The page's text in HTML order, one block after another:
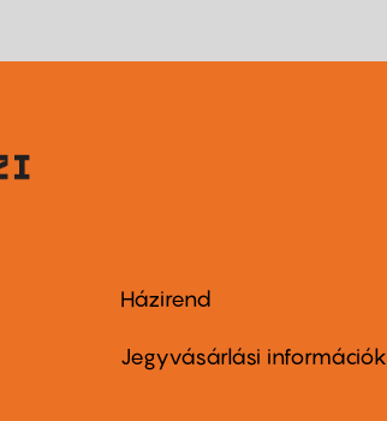
Footer
menu
Házirend
Jegyvásárlási információk